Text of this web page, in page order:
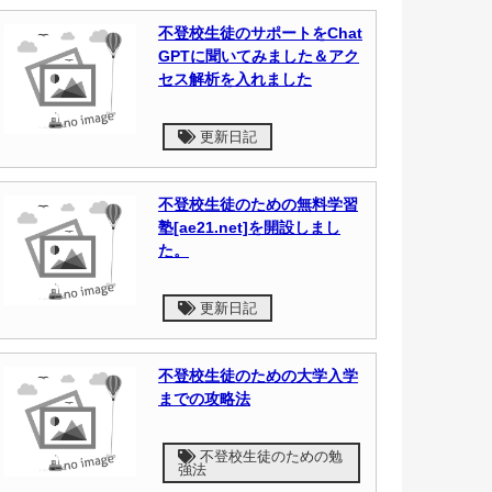
不登校生徒のサポートをChat
GPTに聞いてみました＆アク
セス解析を入れました
更新日記
不登校生徒のための無料学習
塾[ae21.net]を開設しまし
た。
更新日記
不登校生徒のための大学入学
までの攻略法
不登校生徒のための勉
強法